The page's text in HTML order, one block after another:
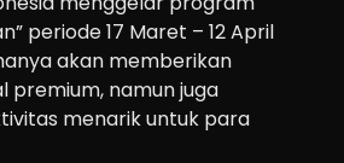
periode 17 Maret – 12 April
akan memberikan
premium, namun juga
menarik untuk para